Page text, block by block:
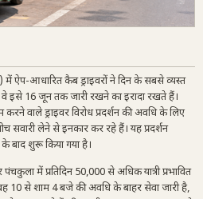
में ऐप-आधारित कैब ड्राइवरों ने दिन के सबसे व्यस्त
इसे 16 जून तक जारी रखने का इरादा रखते हैं।
वाले ड्राइवर विरोध प्रदर्शन की अवधि के लिए
सवारी लेने से इनकार कर रहे हैं। यह प्रदर्शन
बाद शुरू किया गया है।
में प्रतिदिन 50,000 से अधिक यात्री प्रभावित
10 से शाम 4 बजे की अवधि के बाहर सेवा जारी है,